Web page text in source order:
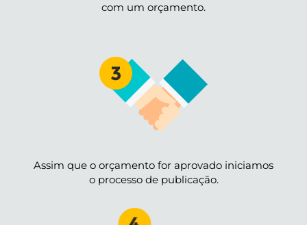
com um orçamento.
Assim que o orçamento for aprovado iniciamos
o processo de publicação.